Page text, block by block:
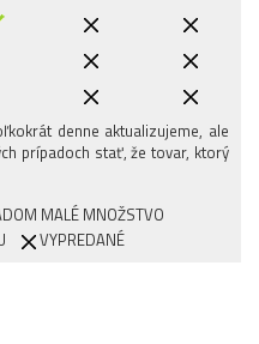
denne aktualizujeme, ale
prípadoch stať, že tovar, ktorý
MALÉ MNOŽSTVO
VYPREDANÉ